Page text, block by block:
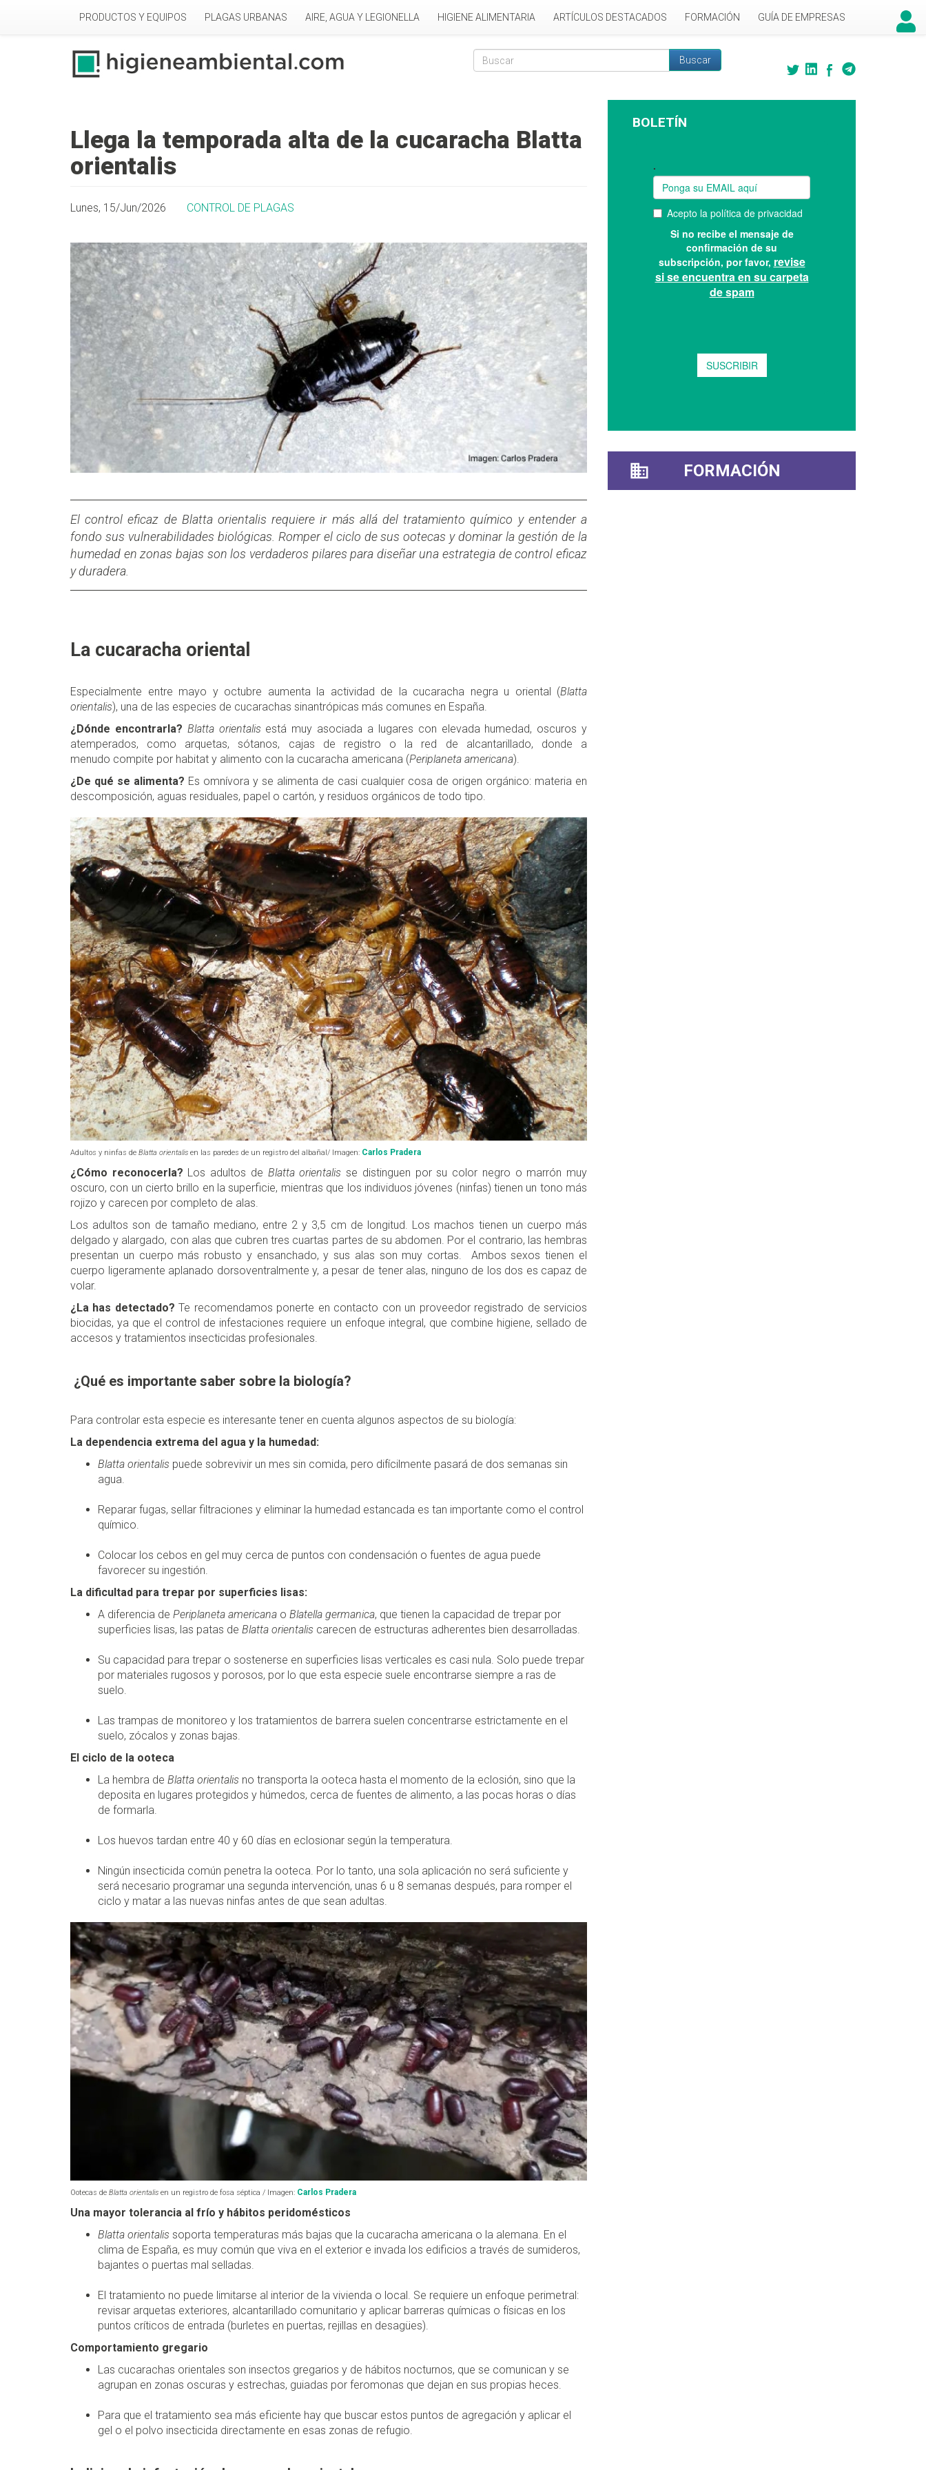
PRODUCTOS Y EQUIPOS PLAGAS URBANAS AIRE, AGUA Y LEGIONELLA HIGIENE ALIMENTARIA ARTÍCULOS DESTACADOS FORMACIÓN GUÍA DE EMPRESAS
Formulario de búsqueda
Buscar
Llega la temporada alta de la cucaracha Blatta
orientalis
Lunes, 15/Jun/2026 CONTROL DE PLAGAS
El control eficaz de Blatta orientalis requiere ir más allá del tratamiento químico y entender a
fondo sus vulnerabilidades biológicas. Romper el ciclo de sus ootecas y dominar la gestión de la
humedad en zonas bajas son los verdaderos pilares para diseñar una estrategia de control eficaz
y duradera.
La cucaracha oriental
Especialmente entre mayo y octubre aumenta la actividad de la cucaracha negra u oriental (Blatta
orientalis), una de las especies de cucarachas sinantrópicas más comunes en España.
¿Dónde encontrarla? Blatta orientalis está muy asociada a lugares con elevada humedad, oscuros y
atemperados, como arquetas, sótanos, cajas de registro o la red de alcantarillado, donde a
menudo compite por habitat y alimento con la cucaracha americana (Periplaneta americana).
¿De qué se alimenta? Es omnívora y se alimenta de casi cualquier cosa de origen orgánico: materia en
descomposición, aguas residuales, papel o cartón, y residuos orgánicos de todo tipo.
Adultos y ninfas de Blatta orientalis en las paredes de un registro del albañal/ Imagen: Carlos Pradera
¿Cómo reconocerla? Los adultos de Blatta orientalis se distinguen por su color negro o marrón muy
oscuro, con un cierto brillo en la superficie, mientras que los individuos jóvenes (ninfas) tienen un tono más
rojizo y carecen por completo de alas.
Los adultos son de tamaño mediano, entre 2 y 3,5 cm de longitud. Los machos tienen un cuerpo más
delgado y alargado, con alas que cubren tres cuartas partes de su abdomen. Por el contrario, las hembras
presentan un cuerpo más robusto y ensanchado, y sus alas son muy cortas. Ambos sexos tienen el
cuerpo ligeramente aplanado dorsoventralmente y, a pesar de tener alas, ninguno de los dos es capaz de
volar.
¿La has detectado?Te recomendamos ponerte en contacto con un proveedor registrado de servicios
biocidas, ya que el control de infestaciones requiere un enfoque integral, que combine higiene, sellado de
accesos y tratamientos insecticidas profesionales.
¿Qué es importante saber sobre la biología?
Para controlar esta especie es interesante tener en cuenta algunos aspectos de su biología:
La dependencia extrema del agua y la humedad:
Blatta orientalis puede sobrevivir un mes sin comida, pero difícilmente pasará de dos semanas sin
agua.
Reparar fugas, sellar filtraciones y eliminar la humedad estancada es tan importante como el control
químico.
Colocar los cebos en gel muy cerca de puntos con condensación o fuentes de agua puede
favorecer su ingestión.
La dificultad para trepar por superficies lisas:
A diferencia de Periplaneta americana o Blatella germanica, que tienen la capacidad de trepar por
superficies lisas, las patas de Blatta orientalis carecen de estructuras adherentes bien desarrolladas.
Su capacidad para trepar o sostenerse en superficies lisas verticales es casi nula. Solo puede trepar
por materiales rugosos y porosos, por lo que esta especie suele encontrarse siempre a ras de
suelo.
Las trampas de monitoreo y los tratamientos de barrera suelen concentrarse estrictamente en el
suelo, zócalos y zonas bajas.
El ciclo de la ooteca
La hembra de Blatta orientalis no transporta la ooteca hasta el momento de la eclosión, sino que la
deposita en lugares protegidos y húmedos, cerca de fuentes de alimento, a las pocas horas o días
de formarla.
Los huevos tardan entre 40 y 60 días en eclosionar según la temperatura.
Ningún insecticida común penetra la ooteca. Por lo tanto, una sola aplicación no será suficiente y
será necesario programar una segunda intervención, unas 6 u 8 semanas después, para romper el
ciclo y matar a las nuevas ninfas antes de que sean adultas.
Ootecas de Blatta orientalis en un registro de fosa séptica / Imagen: Carlos Pradera
Una mayor tolerancia al frío y hábitos peridomésticos
Blatta orientalis soporta temperaturas más bajas que la cucaracha americana o la alemana. En el
clima de España, es muy común que viva en el exterior e invada los edificios a través de sumideros,
bajantes o puertas mal selladas.
El tratamiento no puede limitarse al interior de la vivienda o local. Se requiere un enfoque perimetral:
revisar arquetas exteriores, alcantarillado comunitario y aplicar barreras químicas o físicas en los
puntos críticos de entrada (burletes en puertas, rejillas en desagües).​
Comportamiento gregario
Las cucarachas orientales son insectos gregarios y de hábitos nocturnos, que se comunican y se
agrupan en zonas oscuras y estrechas, guiadas por feromonas que dejan en sus propias heces.
Para que el tratamiento sea más eficiente hay que buscar estos puntos de agregación y aplicar el
gel o el polvo insecticida directamente en esas zonas de refugio.
BOLETÍN
FORMACIÓN